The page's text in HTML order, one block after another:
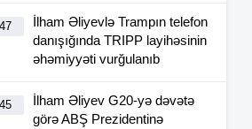
İlham Əliyevlə Trampın telefon
danışığında TRIPP layihəsinin
əhəmiyyəti vurğulanıb
İlham Əliyev G20-yə dəvətə
görə ABŞ Prezidentinə